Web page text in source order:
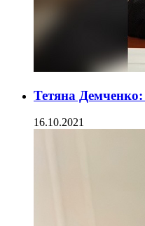
Тетяна
16.10.2021